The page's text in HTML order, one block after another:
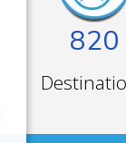
820